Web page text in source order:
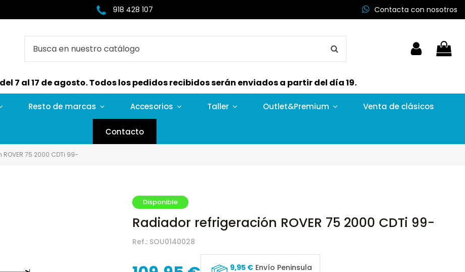
918 428 107 Contacta con nosotros
7 al 17 de agosto. Todos los pedidos recibidos serán enviados a partir del día 19.
Resto de marcas Accesorios Taller Outlet&Premium Venta de clásicos
Contacto
75 2000 CDTi 99-
Disponible
Radiador refrigeración ROVER 75 2000 CDTi 99-
Ref.: SOU0140028
9,95 € Envío Peninsula